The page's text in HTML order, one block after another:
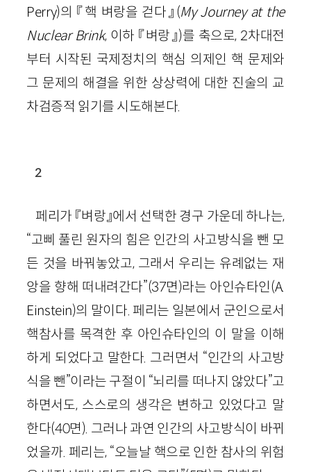
Perry)의 『핵 벼랑을 걷다』(My Journey at the
Nuclear Brink, 이하 『벼랑』)를 축으로, 2차대전
부터 시작된 국제정치의 핵심 의제인 핵 문제와
그 문제의 해결을 위한 상상력에 대한 진술의 교
차검증적 읽기를 시도해본다.
2
페리가 『벼랑』에서 선택한 경구 가운데 하나는,
“고삐 풀린 원자의 힘은 인간의 사고방식을 뺀 모
든 것을 바꿔놓았고, 그래서 우리는 유례없는 재
앙을 향해 떠내려간다”(37면)라는 아인슈타인(A.
Einstein)의 말이다. 페리는 일본에서 군인으로서
핵참사를 목격한 후 아인슈타인의 이 말을 이해
하게 되었다고 말한다. 그러면서 “인간의 사고방
식을 뺀”이라는 구절이 “뇌리를 떠나지 않았다”고
하면서도, 스스로의 생각은 변하고 있었다고 말
한다(40면). 그러나 과연 인간의 사고방식이 바뀌
었을까. 페리는, “오늘날 핵으로 인한 참사의 위험